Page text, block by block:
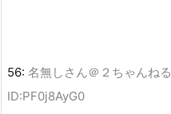
56: 名無しさん＠２ちゃんねる
ID:PF0j8AyG0